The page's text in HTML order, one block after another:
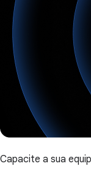
Capacite a sua